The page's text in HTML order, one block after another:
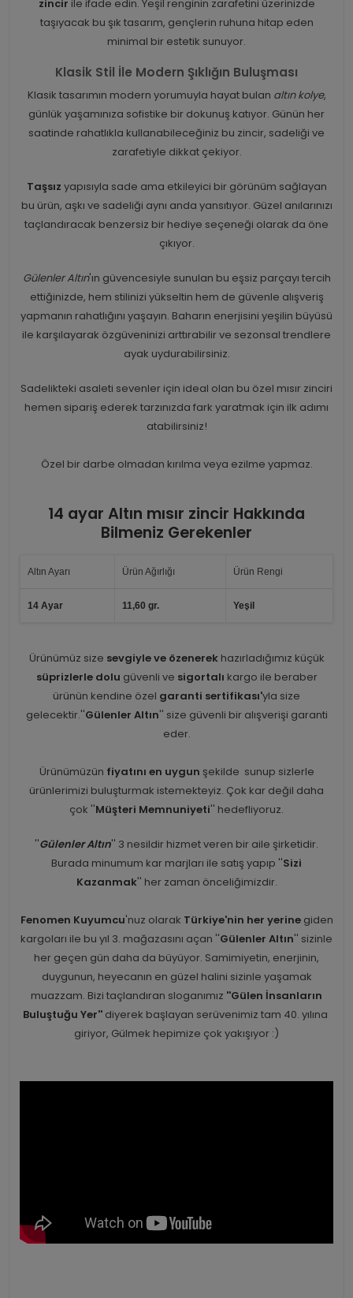
zincir ile ifade edin. Yeşil renginin zarafetini üzerinizde
taşıyacak bu şık tasarım, gençlerin ruhuna hitap eden
minimal bir estetik sunuyor.
Klasik Stil İle Modern Şıklığın Buluşması
Klasik tasarımın modern yorumuyla hayat bulan altın kolye,
günlük yaşamınıza sofistike bir dokunuş katıyor. Günün her
saatinde rahatlıkla kullanabileceğiniz bu zincir, sadeliği ve
zarafetiyle dikkat çekiyor.
Taşsız yapısıyla sade ama etkileyici bir görünüm sağlayan
bu ürün, aşkı ve sadeliği aynı anda yansıtıyor. Güzel anılarınızı
taçlandıracak benzersiz bir hediye seçeneği olarak da öne
çıkıyor.
Gülenler Altın'ın güvencesiyle sunulan bu eşsiz parçayı tercih
ettiğinizde, hem stilinizi yükseltin hem de güvenle alışveriş
yapmanın rahatlığını yaşayın. Baharın enerjisini yeşilin büyüsü
ile karşılayarak özgüveninizi arttırabilir ve sezonsal trendlere
ayak uydurabilirsiniz.
Sadelikteki asaleti sevenler için ideal olan bu özel mısır zinciri
hemen sipariş ederek tarzınızda fark yaratmak için ilk adımı
atabilirsiniz!
Özel bir darbe olmadan kırılma veya ezilme yapmaz.
14 ayar Altın mısır zincir Hakkında
Bilmeniz Gerekenler
Altın Ayarı Ürün Ağırlığı Ürün Rengi
14 Ayar 11,60 gr. Yeşil
Ürünümüz size sevgiyle ve özenerekhazırladığımız küçük
süprizlerle dolu güvenli ve sigortalı kargo ile beraber
ürünün kendine özel garanti sertifikası'yla size
gelecektir.''Gülenler Altın'' size güvenli bir alışverişi garanti
eder.
Ürünümüzün fiyatını en uygun şekilde sunup sizlerle
ürünlerimizi buluşturmak istemekteyiz. Çok kar değil daha
çok ''Müşteri Memnuniyeti'' hedefliyoruz.
''Gülenler Altın'' 3 nesildir hizmet veren bir aile şirketidir.
Burada minumum kar marjları ile satış yapıp ''Sizi
Kazanmak'' her zaman önceliğimizdir.
Fenomen Kuyumcu'nuz olarak Türkiye'nin her yerinegiden
kargoları ile bu yıl 3. mağazasını açan ''Gülenler Altın'' sizinle
her geçen gün daha da büyüyor. Samimiyetin, enerjinin,
duygunun, heyecanın en güzel halini sizinle yaşamak
muazzam. Bizi taçlandıran sloganımız ''Gülen İnsanların
Buluştuğu Yer'' diyerek başlayan serüvenimiz tam 40. yılına
giriyor, Gülmek hepimize çok yakışıyor :)